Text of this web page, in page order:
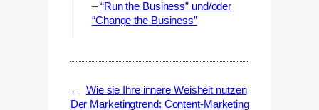
–“Run the Business” und/oder
“Change the Business”
←
Wie sie Ihre innere Weisheit nutzen
Der Marketingtrend: Content-Marketing